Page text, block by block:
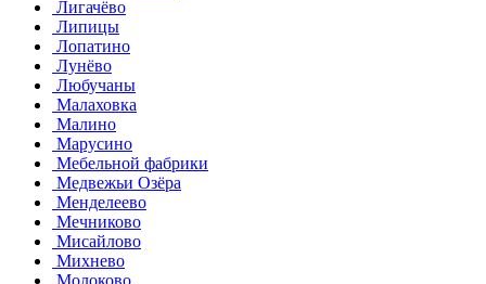
Лигачёво
Липицы
Лопатино
Лунёво
Любучаны
Малаховка
Малино
Марусино
Мебельной фабрики
Медвежьи Озёра
Менделеево
Мечниково
Мисайлово
Михнево